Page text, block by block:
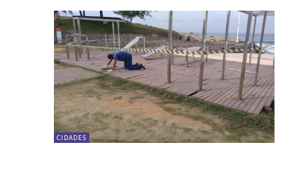
CIDADES